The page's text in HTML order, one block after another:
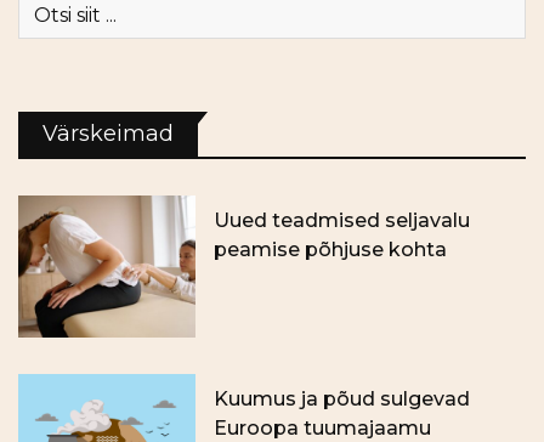
Värskeimad
Uued teadmised seljavalu
peamise põhjuse kohta
Kuumus ja põud sulgevad
Euroopa tuumajaamu